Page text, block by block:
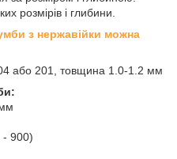
розмірів і глибини.
з нержавійки можна
або 201, товщина 1.0-1.2 мм
- 900)